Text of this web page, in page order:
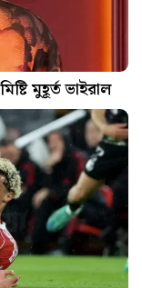
মুহূর্ত ভাইরাল